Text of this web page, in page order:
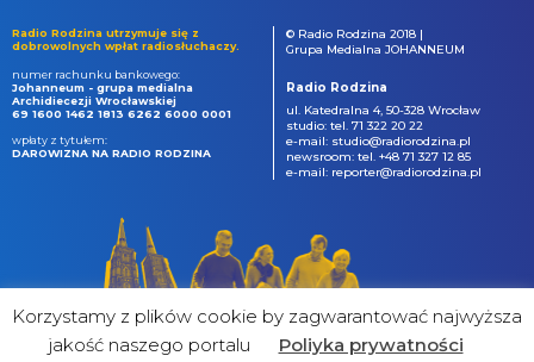
Radio Rodzina utrzymuje się z
dobrowolnych wpłat radiosłuchaczy.
numer rachunku bankowego:
Johanneum - grupa medialna
Archidiecezji Wrocławskiej
69 1600 1462 1813 6262 6000 0001
wpłaty z tytułem:
DAROWIZNA NA RADIO RODZINA
© Radio Rodzina 2018 |
Grupa Medialna JOHANNEUM
Radio Rodzina
ul. Katedralna 4, 50-328 Wrocław
studio: tel. 71 322 20 22
e-mail: studio@radiorodzina.pl
newsroom: tel. +48 71 327 12 85
e-mail: reporter@radiorodzina.pl
Korzystamy z plików cookie by zagwarantować najwyższa
jakość naszego portalu
Poliyka prywatności